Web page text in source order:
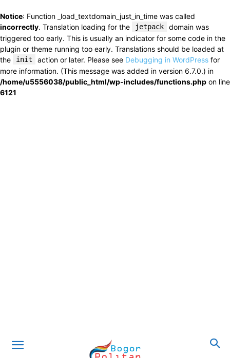
Notice: Function _load_textdomain_just_in_time was called
incorrectly. Translation loading for the jetpack
domain was
triggered too early. This is usually an indicator for some code in the
plugin or theme running too early. Translations should be loaded at
the
init action or later. Please see Debugging in WordPress for
more information. (This message was added in version 6.7.0.) in
/home/u5556038/public_html/wp-includes/functions.php on line
6121